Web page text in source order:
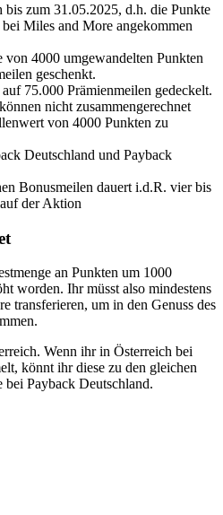
bis zum 31.05.2025, d.h. die Punkte
Miles and More angekommen
von 4000 umgewandelten Punkten
geschenkt.
75.000 Prämienmeilen gedeckelt.
nicht zusammengerechnet
von 4000 Punkten zu
Deutschland und Payback
Bonusmeilen dauert i.d.R. vier bis
der Aktion
an Punkten um 1000
worden. Ihr müsst also mindestens
transferieren, um in den Genuss des
Wenn ihr in Österreich bei
könnt ihr diese zu den gleichen
Payback Deutschland.